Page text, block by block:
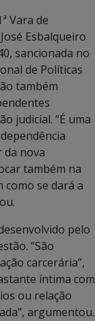
Vara de
Esbalqueiro
sancionada no
de Políticas
também
judicial. “É uma
da nova
também na
como se dará a
pelo
“São
carcerária”,
íntima com
ou relação
argumentou.